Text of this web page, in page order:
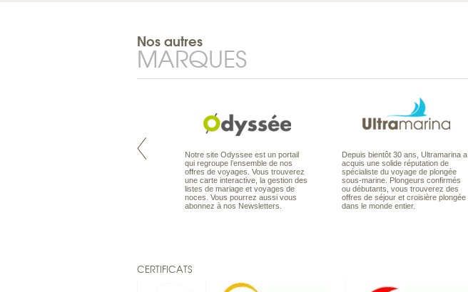
Nos autres
MARQUES
Pacifique à la carte est le spécialiste
Notre site Odyssee est un portail
qui regroupe l’ensemble de nos
offres de voyages. Vous trouverez
une carte interactive, la gestion des
listes de mariage et voyages de
noces. Vous pourrez aussi vous
abonnez à nos Newsletters.
Depuis bientôt 30 ans, Ultramarina a
acquis une solide réputation de
spécialiste du voyage de plongée
sous-marine. Plongeurs confirmés
ou débutants, vous trouverez des
offres de séjour et croisière plongée
dans le monde entier.
CERTIFICATS